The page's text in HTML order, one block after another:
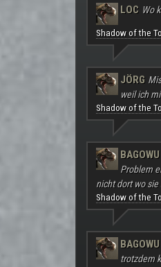
LOC Wo
Shadow of the
JÖRG
weil ich
Shadow of the
Problem
nicht dort wo
Shadow of the
trotzdem